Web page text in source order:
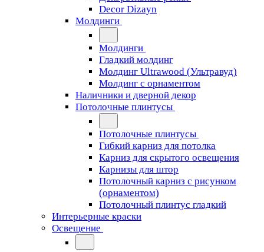
Decor Dizayn
Молдинги
Молдинги
Гладкий молдинг
Молдинг Ultrawood (Ультравуд)
Молдинг с орнаментом
Наличники и дверной декор
Потолочные плинтусы
Потолочные плинтусы
Гибкий карниз для потолка
Карниз для скрытого освещения
Карнизы для штор
Потолочный карниз с рисунком
(орнаментом)
Потолочный плинтус гладкий
Интерьерные краски
Освещение